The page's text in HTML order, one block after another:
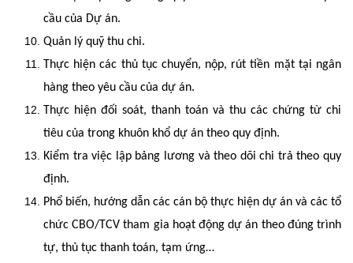
cầu của Dự án.
Quản lý quỹ thu chi.
Thực hiện các thủ tục chuyển, nộp, rút tiền mặt tại ngân
hàng theo yêu cầu của dự án.
Thực hiện đối soát, thanh toán và thu các chứng từ chi
tiêu của trong khuôn khổ dự án theo quy định.
Kiểm tra việc lập bảng lương và theo dõi chi trả theo quy
định.
Phổ biến, hướng dẫn các cán bộ thực hiện dự án và các tổ
chức CBO/TCV tham gia hoạt động dự án theo đúng trình
tự, thủ tục thanh toán, tạm ứng…